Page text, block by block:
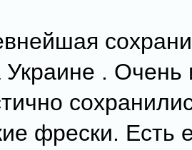
Украине . Очень
фрески. Есть